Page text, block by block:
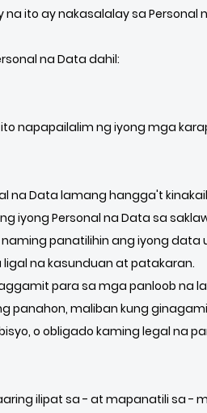
ito ay nakasalalay sa
na Data dahil:
napapailalim ng iyong mga
na Data lamang hangga't
iyong Personal na Data sa
panatilihin ang iyong
na kasunduan at patakaran.
para sa mga panloob na
panahon, maliban kung
o obligado kaming legal na
ilipat sa - at mapanatili sa